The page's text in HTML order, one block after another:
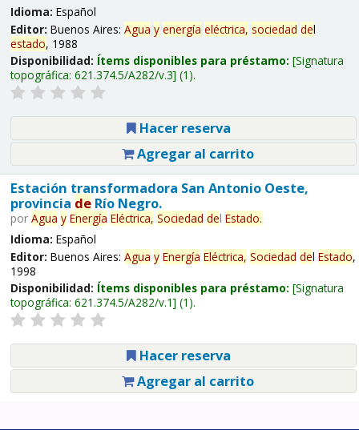
Idioma: Español
Editor: Buenos Aires: Agua y energía eléctrica, sociedad del
estado, 1988
Disponibilidad: Ítems disponibles para préstamo: Signatura
topográfica: 621.374.5/A282/v.3 (1).
Hacer reserva
Agregar al carrito
Estación transformadora San Antonio Oeste,
provincia deRío Negro.
por Agua y Energía Eléctrica, Sociedad del Estado.
Idioma: Español
Editor: Buenos Aires: Agua y Energía Eléctrica, Sociedad del Estado,
1998
Disponibilidad: Ítems disponibles para préstamo: Signatura
topográfica: 621.374.5/A282/v.1 (1).
Hacer reserva
Agregar al carrito